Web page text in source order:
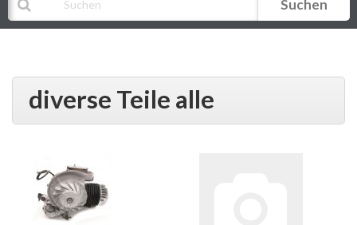
Suchen
diverse Teile alle